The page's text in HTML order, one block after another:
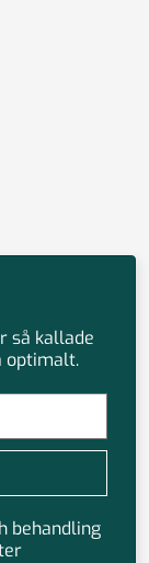
så kallade
optimalt.
behandling